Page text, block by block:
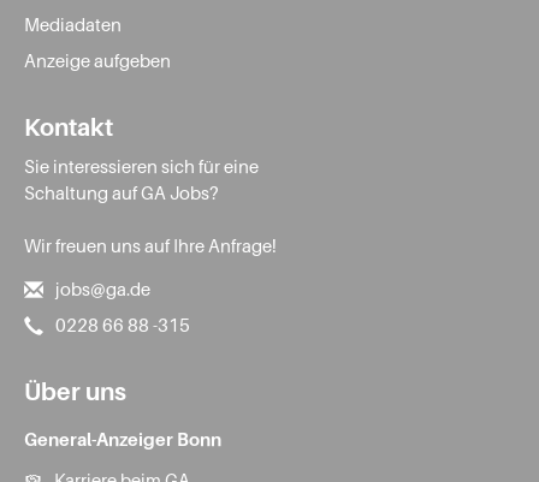
Mediadaten
Anzeige aufgeben
Kontakt
Sie interessieren sich für eine
Schaltung auf GA Jobs?
Wir freuen uns auf Ihre Anfrage!
jobs@ga.de
0228 66 88 -315
Über uns
General-Anzeiger Bonn